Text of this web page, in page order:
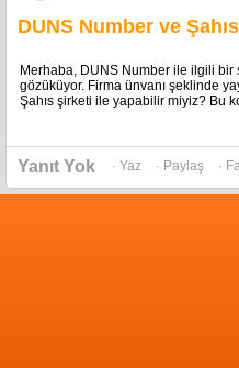
DUNS Number ve
Merhaba, DUNS Number ile ilgili bir
gözüküyor. Firma ünvanı şeklinde
Şahıs şirketi ile yapabilir miyiz? Bu
Yanıt Yok · Yaz · Paylaş ·